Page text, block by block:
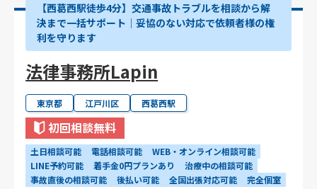
【西葛西駅徒歩4分】交通事故トラブルを相談から解
決まで一括サポート｜妥協のない対応で依頼者様の権
利を守ります
法律事務所Lapin
東京都 江戸川区 西葛西駅
初回相談無料
土日相談可能 電話相談可能
WEB・オンライン相談可能
LINE予約可能
着手金0円プランあり
治療中の相談可能
事故直後の相談可能
後払い可能 全国出張対応可能 完全個室